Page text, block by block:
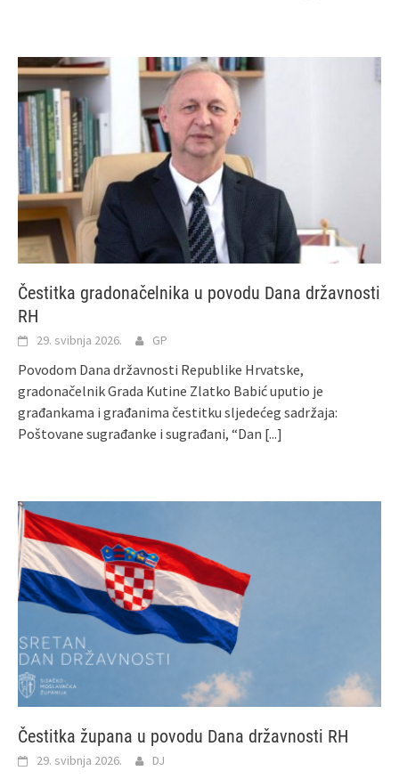
Čestitka gradonačelnika u povodu Dana državnosti
RH
29. svibnja 2026. GP
Povodom Dana državnosti Republike Hrvatske,
gradonačelnik Grada Kutine Zlatko Babić uputio je
građankama i građanima čestitku sljedećeg sadržaja:
Poštovane sugrađanke i sugrađani, “Dan [...]
Čestitka župana u povodu Dana državnosti RH
29. svibnja 2026. DJ